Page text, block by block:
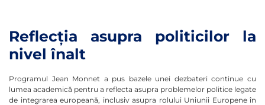
Reflecția asupra politicilor la
nivel înalt
Programul Jean Monnet a pus bazele unei dezbateri continue cu
lumea academică pentru a reflecta asupra problemelor politice legate
de integrarea europeană, inclusiv asupra rolului Uniunii Europene în